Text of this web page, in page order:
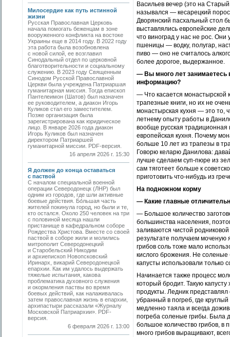
Милосердие как путь истинной
жизни
Русская Православная Церковь
начала помогать беженцам в зоне
вооруженного конфликта на востоке
Украины еще в 2014 году. В 2022 году
эта работа была возобновлена
с новой силой, ее возглавил
Синодальный отдел по церковной
благотворительности и социальному
служению. В 2023 году Священным
Синодом Русской Православной
Церкви была учреждена Патриаршая
гуманитарная миссия. Тогда епископ
Пантелеимон (Шатов) был назначен
ее руководителем, а диакон Игорь
Куликов стал его заместителем.
Позже организация была
зарегистрирована как юридическое
лицо. В январе 2026 года диакон
Игорь Куликов был назначен
директором Патриаршей
гуманитарной миссии. PDF-версия.
16 апреля 2026 г. 15:30
Я должен до конца оставаться
с паствой
С началом специальной военной
операции Северодонецк (ЛНР) был
одним из городов, где шли активные
боевые действия. Бо́льшая часть
жителей покинула город, но были и те,
кто остался. Около 250 человек на три
с половиной месяца нашли
пристанище в кафедральном соборе
Рождества Христова. Вместе со своей
паствой в соборе жили и молились
митрополит Северодонецкий
и Старобельский Никодим
и архиепископ Новопсковский
Иринарх, викарий Северодонецкой
епархии. Как им удалось выдержать
тяжелые испытания, какова
проблематика духовного служения
и окормления паствы во время
боевых действий, как налаживалась
затем православная жизнь в епархии,
архипастыри рассказали «Журналу
Московской Патриархии». PDF-
версия.
6 февраля 2026 г. 13:00
Васильев вечер (это на
назывался — кесарецкий
Дворянский пасхальный стол
выставлялись европейские
что виноград у нас не рос. Они
пшеницы — водку, полугар,
пиво — оно не считалось
более дорогое, выдержанное.
— Вы много лет занимаетесь
информацию?
— Что касается монастырской
трапезные книги, но их не
монастырская кухня — это то,
летнему опыту работы в
вообще русская традиционная
европейская кухня. Почему
больше 10 лет из трапезы в
Говорю келарю Данилова:
лучше сделаем суп-пюре из
сам тяготеет больше к
приготовить что-нибудь из
На подножном корму
— Какие главные
— Большое количество
большинства населения,
заливаются чистой
результате получаем моченую
грибов соль тоже мало
кислого брожения. Не соленые
капусты использовали только
Начинается также процесс
который бродит. Такую
продукты. Ледник
убранный в погреб, где
медленно таяла и всегда
погреба соленые грибы. Была
большое количество грибов, в
много грибов выращивают,